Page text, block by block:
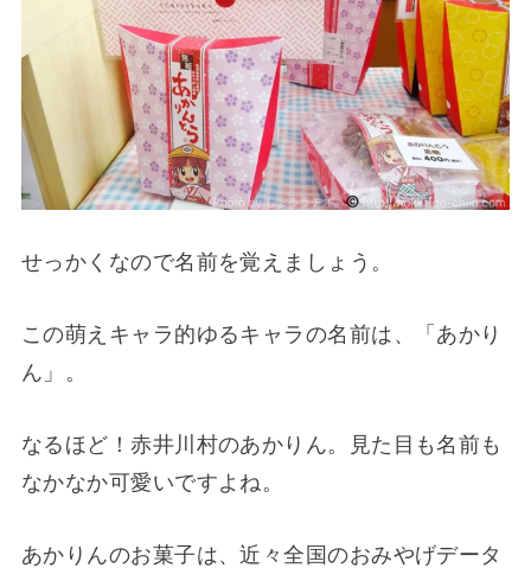
せっかくなので名前を覚えましょう。
この萌えキャラ的ゆるキャラの名前は、「あかり
ん」。
なるほど！赤井川村のあかりん。見た目も名前も
なかなか可愛いですよね。
あかりんのお菓子は、近々全国のおみやげデータ